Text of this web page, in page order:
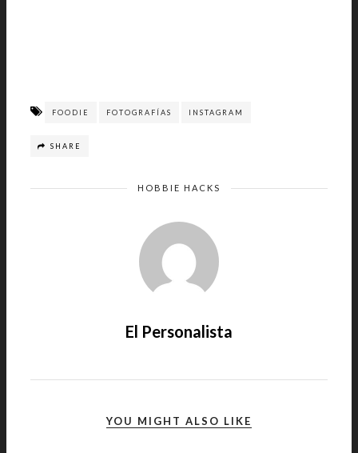
FOODIE FOTOGRAFÍAS INSTAGRAM
SHARE
HOBBIE HACKS
El Personalista
YOU MIGHT ALSO LIKE